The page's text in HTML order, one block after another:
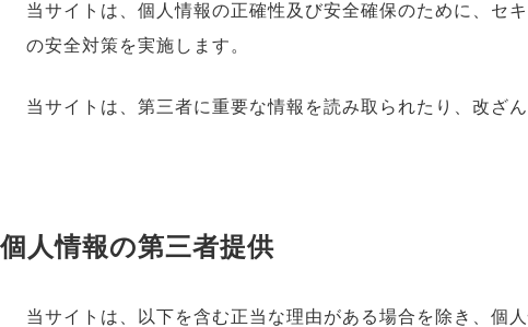
当サイトは、個人情報の正確性及び安全確保のために、セ
の安全対策を実施します。
当サイトは、第三者に重要な情報を読み取られたり、改ざ
個人情報の第三者提供
当サイトは、以下を含む正当な理由がある場合を除き、個